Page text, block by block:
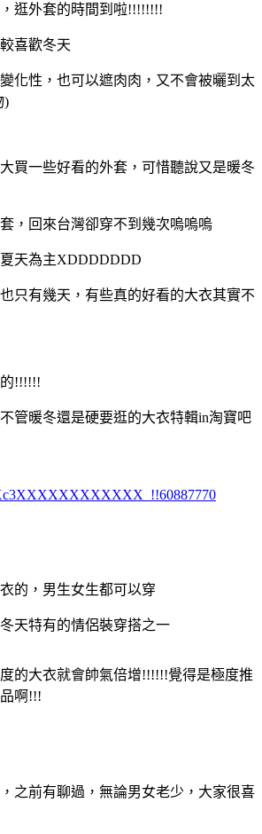
逛外套的時間到啦!!!!!!!!
喜歡冬天
化性，也可以遮肉肉，又不會被曬到太
)
買一些好看的外套，可惜聽說又是暖冬
，回來台灣卻穿不到幾次嗚嗚嗚
天為主XDDDDDDD
只有幾天，有些真的好看的大衣其實不
!!!!!!
管暖冬還是硬要逛的大衣特輯in淘寶吧
的，男生女生都可以穿
天特有的情侶裝穿搭之一
的大衣就會帥氣倍增!!!!!!覺得是極度推
啊!!!
之前有聊過，無論男女老少， 大家很喜